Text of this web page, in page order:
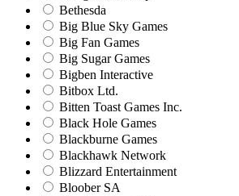
Bethesda
Big Blue Sky Games
Big Fan Games
Big Sugar Games
Bigben Interactive
Bitbox Ltd.
Bitten Toast Games Inc.
Black Hole Games
Blackburne Games
Blackhawk Network
Blizzard Entertainment
Bloober SA